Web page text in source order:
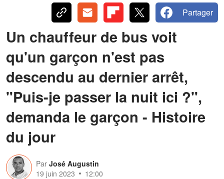
Partager
Un chauffeur de bus voit
qu'un garçon n'est pas
descendu au dernier arrêt,
"Puis-je passer la nuit ici ?",
demanda le garçon - Histoire
du jour
Par José Augustin
19 juin 2023
12:00